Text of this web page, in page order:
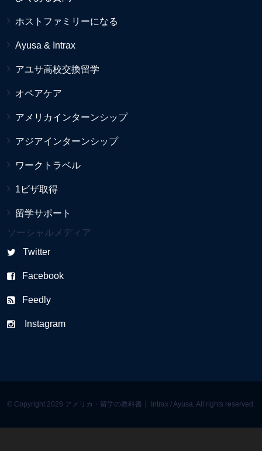
ホストファミリーになる
Ayusa & Intrax
アユサ高校交換留学
オペアケア
アメリカインターンシップ
アジアインターンシップ
ワークトラベル
1ビザ取得
留学サポート
ソーシャルメディア
Twitter
Facebook
Feedly
Instagram
© Copyright 2026 アメリカ・留学の教科書｜ Intrax / Ayusa. All rights reserved.